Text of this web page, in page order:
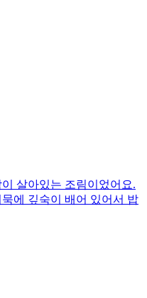
살아있는 조림이었어요.
에 깊숙이 배어 있어서 밥